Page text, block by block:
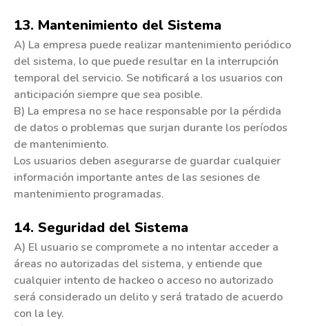
13. Mantenimiento del Sistema
A) La empresa puede realizar mantenimiento periódico
del sistema, lo que puede resultar en la interrupción
temporal del servicio. Se notificará a los usuarios con
anticipación siempre que sea posible.
B) La empresa no se hace responsable por la pérdida
de datos o problemas que surjan durante los períodos
de mantenimiento.
Los usuarios deben asegurarse de guardar cualquier
información importante antes de las sesiones de
mantenimiento programadas.
14. Seguridad del Sistema
A) El usuario se compromete a no intentar acceder a
áreas no autorizadas del sistema, y entiende que
cualquier intento de hackeo o acceso no autorizado
será considerado un delito y será tratado de acuerdo
con la ley.